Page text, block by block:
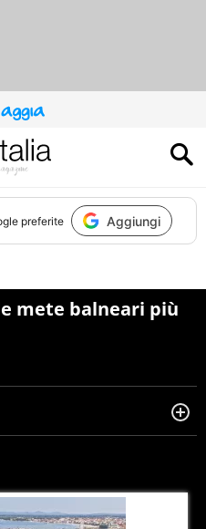
QUESTO
SITO
CONTRIBUISCE
ALL’AUDIENCE
DI
preferite Aggiungi
mete balneari più
oltre dieci anni si occupa di
e videogame.